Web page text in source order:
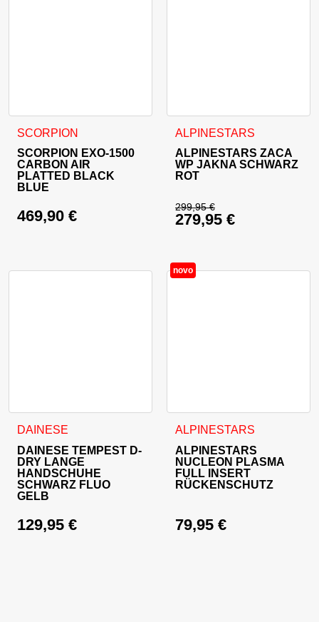
SCORPION
SCORPION EXO-1500
CARBON AIR
PLATTED BLACK
BLUE
469,90 €
Dieses Produkt weist mehrere Varianten auf. Die Optionen
ALPINESTARS
ALPINESTARS ZACA
WP JAKNA SCHWARZ
ROT
299,95€
Ursprünglicher
279,95 €
Dieses Produkt weist
DAINESE
DAINESE TEMPEST D-
DRY LANGE
HANDSCHUHE
SCHWARZ FLUO
GELB
129,95 €
Dieses Produkt weist mehrere Varianten auf. Die Optionen
novo
ALPINESTARS
ALPINESTARS
NUCLEON PLASMA
FULL INSERT
RÜCKENSCHUTZ
79,95 €
Dieses Produkt weist